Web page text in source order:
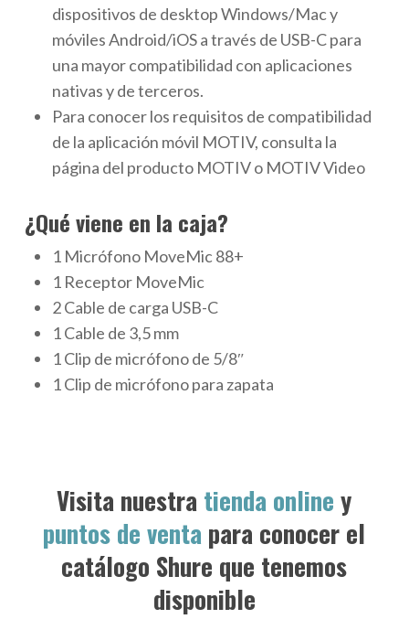
dispositivos de desktop Windows/Mac y
móviles Android/iOS a través de USB-C para
una mayor compatibilidad con aplicaciones
nativas y de terceros.
Para conocer los requisitos de compatibilidad
de la aplicación móvil MOTIV, consulta la
página del producto MOTIV o MOTIV Video
¿Qué viene en la caja?
1 Micrófono MoveMic 88+
1 Receptor MoveMic
2 Cable de carga USB-C
1 Cable de 3,5 mm
1 Clip de micrófono de 5/8″
1 Clip de micrófono para zapata
Visita nuestra tienda online y
puntos de venta para conocer el
catálogo Shure que tenemos
disponible